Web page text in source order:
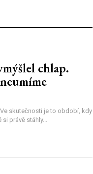
chlap.
skutečnosti je to období, kdy
si právě stáhly...